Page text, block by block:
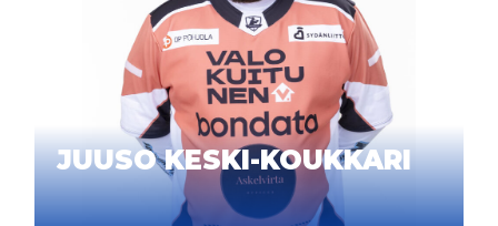
JUUSO KESKI-KOUKKARI